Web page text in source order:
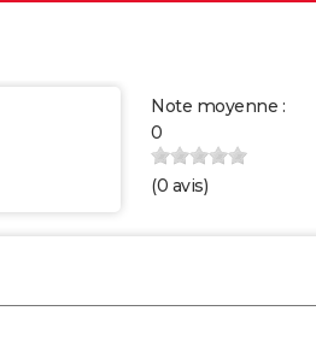
Note moyenne :
0
(0 avis)